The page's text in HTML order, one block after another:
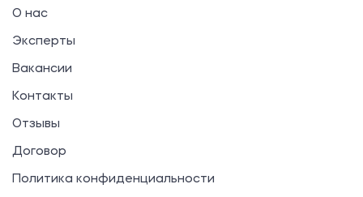
О нас
Эксперты
Вакансии
Контакты
Отзывы
Договор
Политика конфиденциальности